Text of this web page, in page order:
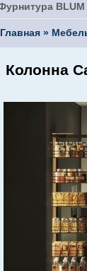
BLUM
Главная »
Колонна